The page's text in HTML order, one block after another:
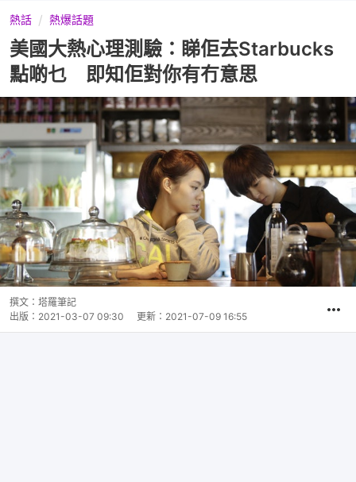
熱話 熱爆話題
美國大熱心理測驗：睇佢去Starbucks
點啲乜 即知佢對你有冇意思
撰文： 塔羅筆記
出版： 2021-03-07 09:30 更新： 2021-07-09 16:55